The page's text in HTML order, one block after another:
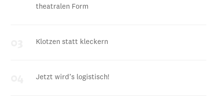
theatralen Form
Klotzen statt kleckern
Jetzt wird’s logistisch!